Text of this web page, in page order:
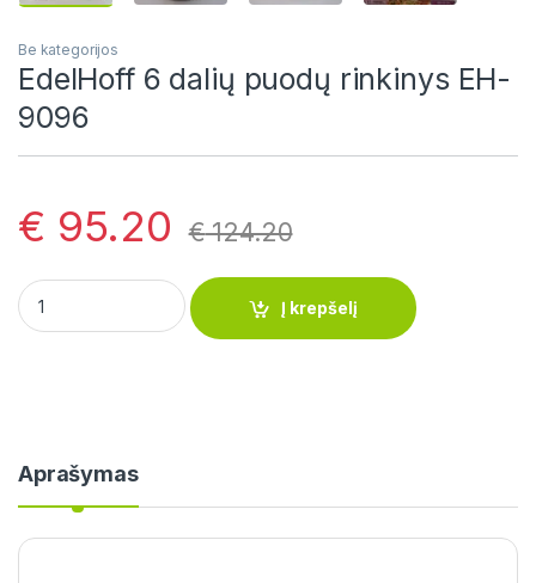
Be kategorijos
EdelHoff 6 dalių puodų rinkinys EH-
9096
€ 95.20 €124.20
EdelHoff 6 dalių puodų rinkinys EH-9096 quantity
Į krepšelį
Aprašymas